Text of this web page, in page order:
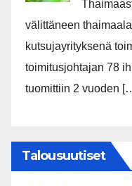
välittäneen
kutsujayrityksenä
toimitusjohtajan 78
tuomittiin 2 vuoden
Talousuutiset